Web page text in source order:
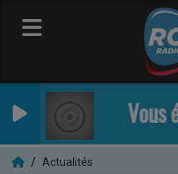
Vous
Actualités